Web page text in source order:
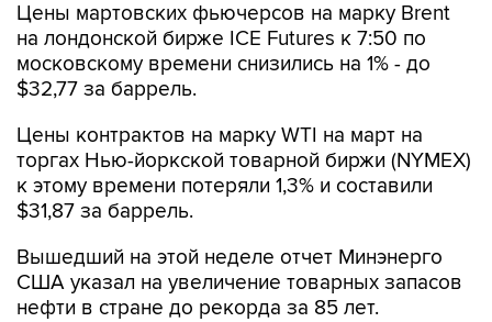
Цены мартовских фьючерсов на марку Brent
на лондонской бирже ICE Futures к 7:50 по
московскому времени снизились на 1% - до
$32,77 за баррель.
Цены контрактов на марку WTI на март на
торгах Нью-йоркской товарной биржи (NYMEX)
к этому времени потеряли 1,3% и составили
$31,87 за баррель.
Вышедший на этой неделе отчет Минэнерго
США указал на увеличение товарных запасов
нефти в стране до рекорда за 85 лет.